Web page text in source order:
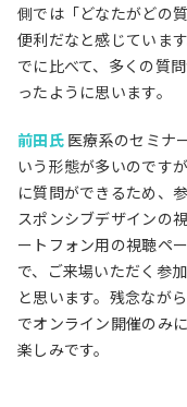
側では「どなたがどの
便利だなと感じていま
でに比べて、多くの質
ったように思います。
前田氏医療系のセミナ
いう形態が多いのです
に質問ができるため、
スポンシブデザインの
ートフォン用の視聴ペ
で、ご来場いただく参
と思います。残念なが
でオンライン開催のみ
楽しみです。